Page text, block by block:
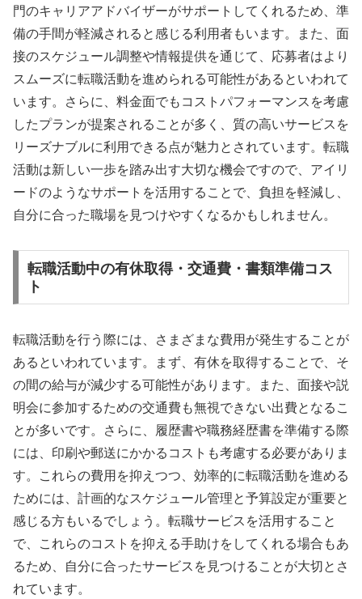
門のキャリアアドバイザーがサポートしてくれるため、準
備の手間が軽減されると感じる利用者もいます。また、面
接のスケジュール調整や情報提供を通じて、応募者はより
スムーズに転職活動を進められる可能性があるといわれて
います。さらに、料金面でもコストパフォーマンスを考慮
したプランが提案されることが多く、質の高いサービスを
リーズナブルに利用できる点が魅力とされています。転職
活動は新しい一歩を踏み出す大切な機会ですので、アイリ
ードのようなサポートを活用することで、負担を軽減し、
自分に合った職場を見つけやすくなるかもしれません。
転職活動中の有休取得・交通費・書類準備コス
ト
転職活動を行う際には、さまざまな費用が発生することが
あるといわれています。まず、有休を取得することで、そ
の間の給与が減少する可能性があります。また、面接や説
明会に参加するための交通費も無視できない出費となるこ
とが多いです。さらに、履歴書や職務経歴書を準備する際
には、印刷や郵送にかかるコストも考慮する必要がありま
す。これらの費用を抑えつつ、効率的に転職活動を進める
ためには、計画的なスケジュール管理と予算設定が重要と
感じる方もいるでしょう。転職サービスを活用すること
で、これらのコストを抑える手助けをしてくれる場合もあ
るため、自分に合ったサービスを見つけることが大切とさ
れています。